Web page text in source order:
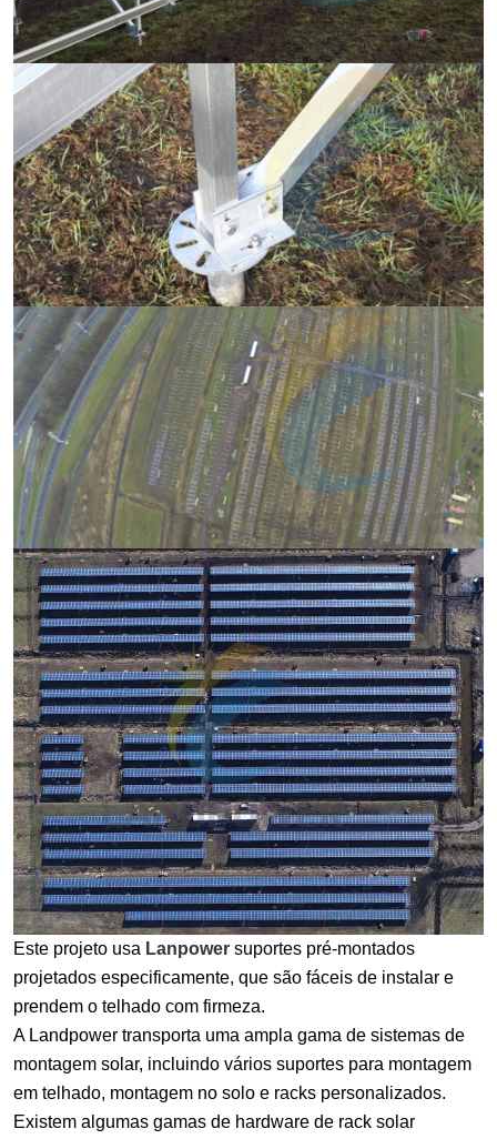
Este projeto usa Lanpower suportes pré-montados
projetados especificamente, que são fáceis de instalar e
prendem o telhado com firmeza.
A Landpower transporta uma ampla gama de sistemas de
montagem solar, incluindo vários suportes para montagem
em telhado, montagem no solo e racks personalizados.
Existem algumas gamas de hardware de rack solar